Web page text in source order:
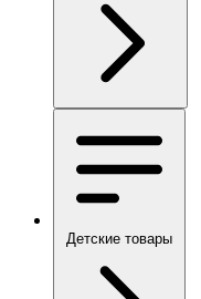
Детские товары